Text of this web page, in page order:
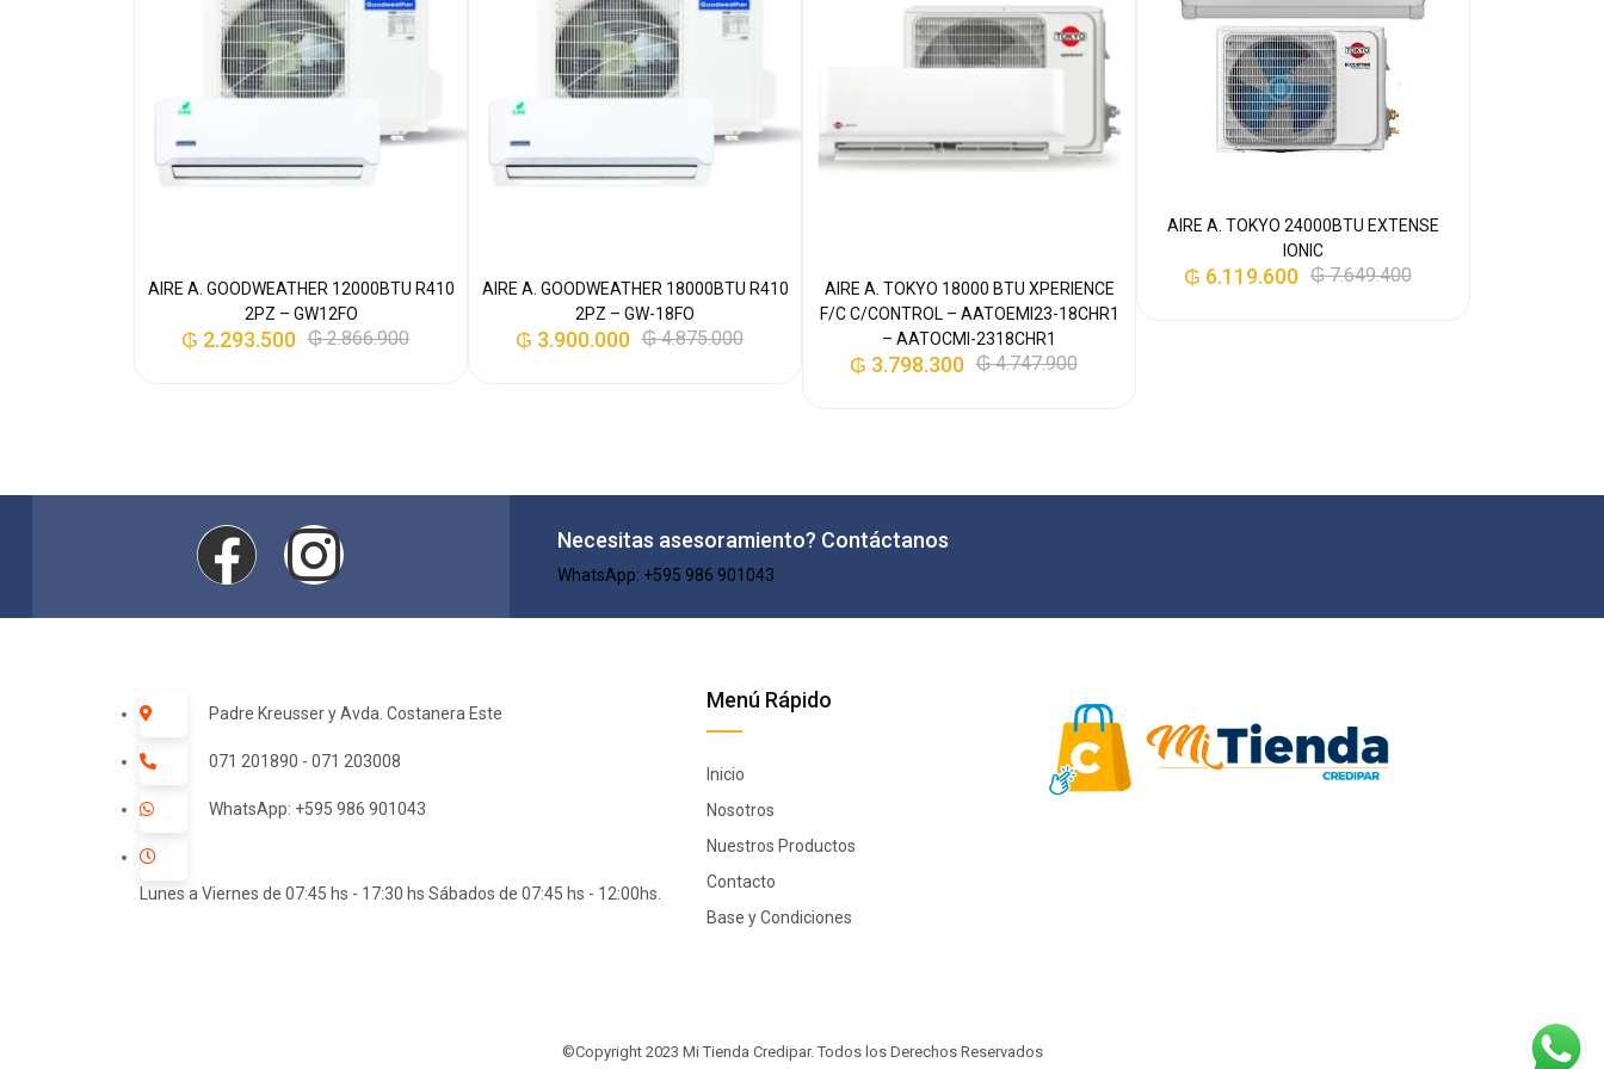
AIRE A. GOODWEATHER 12000BTU R410
2PZ – GW12FO
₲2.866.900
₲ 2.293.500
AIRE A. GOODWEATHER 18000BTU R410
2PZ – GW-18FO
₲4.875.000
₲ 3.900.000
AIRE A. TOKYO 18000 BTU XPERIENCE
F/C C/CONTROL – AATOEMI23-18CHR1
– AATOCMI-2318CHR1
₲4.747.900
₲ 3.798.300
AIRE A. TOKYO 24000BTU EXTENSE
IONIC
₲7.649.400
₲ 6.119.600
Necesitas asesoramiento? Contáctanos
WhatsApp: +595 986 901043​
Padre Kreusser y Avda. Costanera Este
071 201890 - 071 203008
WhatsApp: +595 986 901043
Lunes a Viernes de 07:45 hs - 17:30 hs Sábados de 07:45 hs - 12:00hs.
Menú Rápido
Inicio
Nosotros
Nuestros Productos
Contacto
Base y Condiciones
©Copyright 2023 Mi Tienda Credipar. Todos los Derechos Reservados